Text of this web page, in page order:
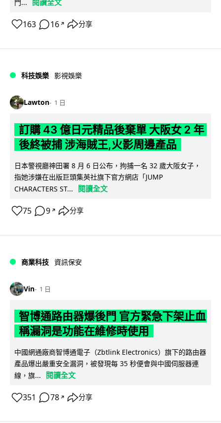
門...
163 16 ↗ 分享
科技娛樂 影視娛樂
Lawton 1 日
訂購 43 億日元精品後棄單 大阪女 2 年
後終被捕 涉海賊王,火影周邊產品
日本警視廳神田署 8 月 6 日公布，拘捕一名 32 歲大阪女子，
指她涉嫌在出版巨頭集英社旗下官方網店「JUMP
CHARACTERS ST...
閱讀全文
75 9 ↗ 分享
商業科技 資訊保安
Vin 1 日
智博通路由器爆後門 官方緊急下架止血
稱漏洞是功能在維修時使用
中國網通廠商智博通電子（Zbtlink Electronics）旗下的路由器
產品爆出嚴重安全漏洞，被發現每 35 秒便會與中國伺服器連
線，旗...
閱讀全文
351 78 ↗ 分享